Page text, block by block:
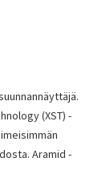
(XST) -
Aramid -